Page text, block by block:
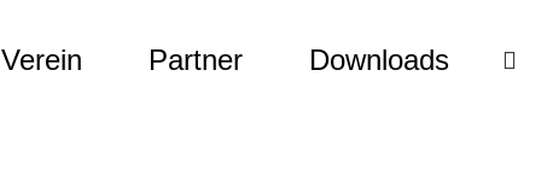
Verein Partner Downloads